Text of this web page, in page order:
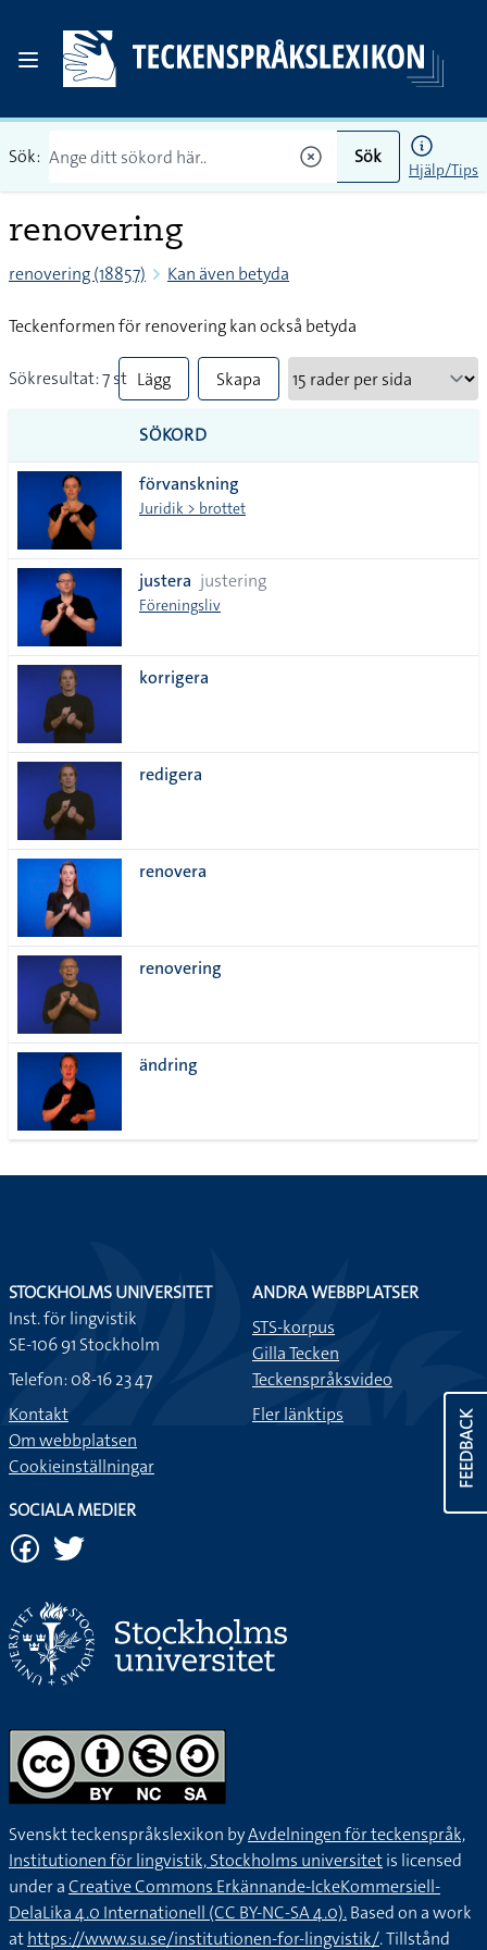
Sök: Sök
Hjälp/Tips
renovering
renovering (18857) Kan även betyda
Teckenformen för renovering kan också betyda
Sökresultat: 7 st Lägg
till
alla i
lista
Skapa
SÖKORD
förvanskning
Juridik > brottet
justera justering
Föreningsliv
korrigera
redigera
renovera
renovering
ändring
FEEDBACK
STOCKHOLMS UNIVERSITET
Inst. för lingvistik
SE-106 91 Stockholm
Telefon: 08-16 23 47
Kontakt
Om webbplatsen
Cookieinställningar
ANDRA WEBBPLATSER
STS-korpus
Gilla Tecken
Teckenspråksvideo
Fler länktips
SOCIALA MEDIER
Svenskt teckenspråkslexikon byAvdelningen för teckenspråk,
Institutionen för lingvistik, Stockholms universitetis licensed
under aCreative Commons Erkännande-IckeKommersiell-
DelaLika 4.0 Internationell (CC BY-NC-SA 4.0).Based on a work
athttps://www.su.se/institutionen-for-lingvistik/. Tillstånd